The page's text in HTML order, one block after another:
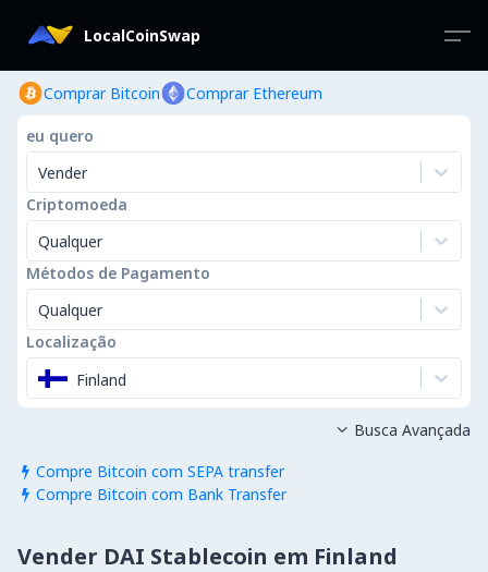
LocalCoinSwap
Comprar Bitcoin Comprar Ethereum
eu quero
Vender
Criptomoeda
Qualquer
Métodos de Pagamento
Qualquer
Localização
Finland
 Compre Bitcoin com SEPA transfer
 Compre Bitcoin com Bank Transfer
 Busca Avançada
Vender DAI Stablecoin em Finland